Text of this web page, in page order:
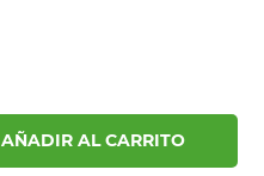
AÑADIR AL CARRITO